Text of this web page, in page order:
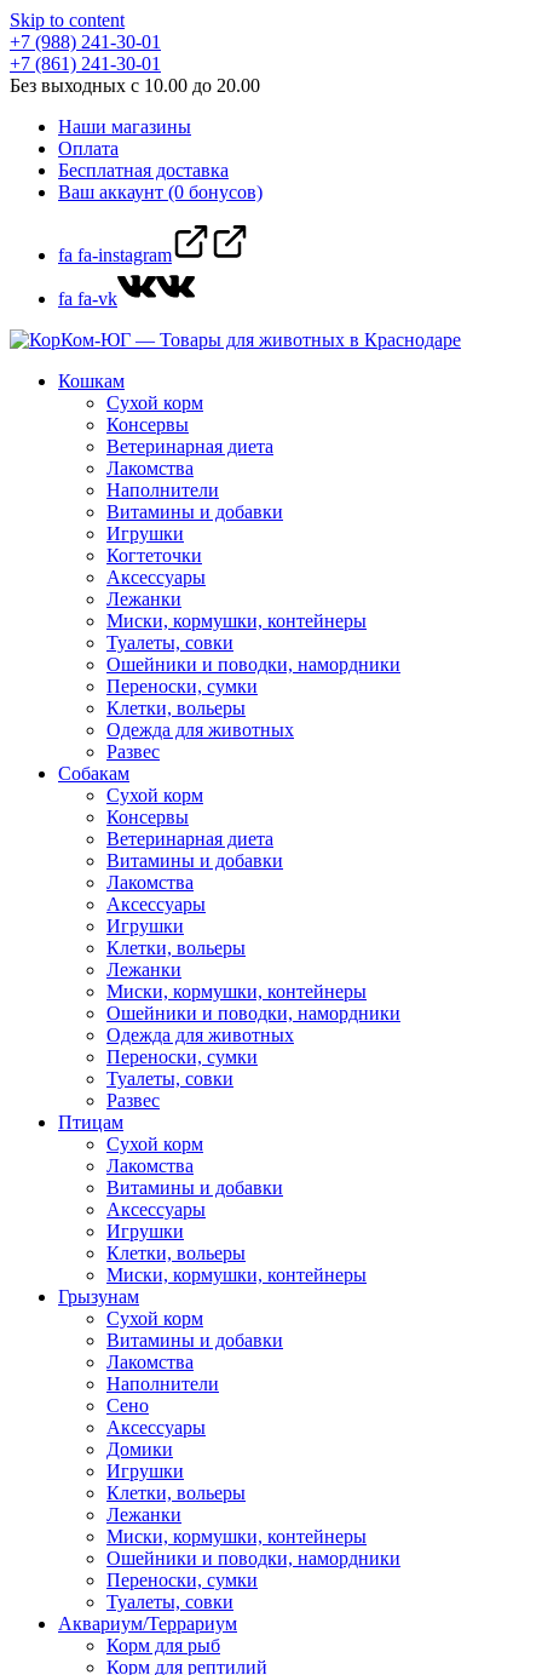
Skip to content
+7 (988) 241-30-01
+7 (861) 241-30-01
Без выходных с 10.00 до 20.00
Наши магазины
Оплата
Бесплатная доставка
Ваш аккаунт (0 бонусов)
fa fa-instagram
fa fa-vk
Кошкам
Сухой корм
Консервы
Ветеринарная диета
Лакомства
Наполнители
Витамины и добавки
Игрушки
Когтеточки
Аксессуары
Лежанки
Миски, кормушки, контейнеры
Туалеты, совки
Ошейники и поводки, намордники
Переноски, сумки
Клетки, вольеры
Одежда для животных
Развес
Собакам
Сухой корм
Консервы
Ветеринарная диета
Витамины и добавки
Лакомства
Аксессуары
Игрушки
Клетки, вольеры
Лежанки
Миски, кормушки, контейнеры
Ошейники и поводки, намордники
Одежда для животных
Переноски, сумки
Туалеты, совки
Развес
Птицам
Сухой корм
Лакомства
Витамины и добавки
Аксессуары
Игрушки
Клетки, вольеры
Миски, кормушки, контейнеры
Грызунам
Сухой корм
Витамины и добавки
Лакомства
Наполнители
Сено
Аксессуары
Домики
Игрушки
Клетки, вольеры
Лежанки
Миски, кормушки, контейнеры
Ошейники и поводки, намордники
Переноски, сумки
Туалеты, совки
Аквариум/Террариум
Корм для рыб
Корм для рептилий